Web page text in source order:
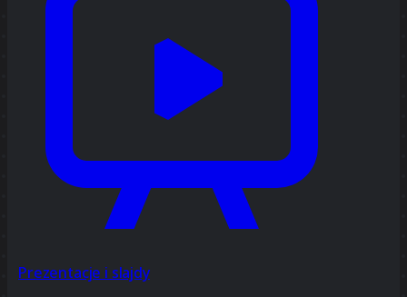
Prezentacje i slajdy